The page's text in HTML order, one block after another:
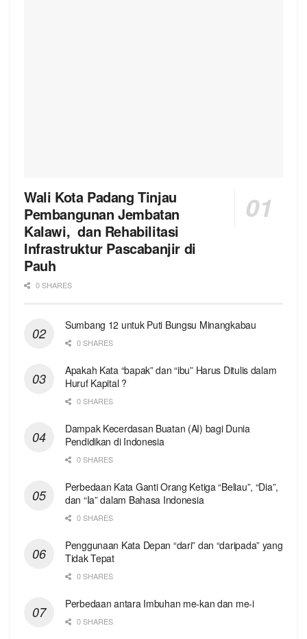
Wali Kota Padang Tinjau
Pembangunan Jembatan
Kalawi, dan Rehabilitasi
Infrastruktur Pascabanjir di
Pauh
0 SHARES
Sumbang 12 untuk Puti Bungsu Minangkabau
0 SHARES
Apakah Kata “bapak” dan “ibu” Harus Ditulis dalam
Huruf Kapital ?
0 SHARES
Dampak Kecerdasan Buatan (AI) bagi Dunia
Pendidikan di Indonesia
0 SHARES
Perbedaan Kata Ganti Orang Ketiga “Beliau”, “Dia”,
dan “Ia” dalam Bahasa Indonesia
0 SHARES
Penggunaan Kata Depan “dari” dan “daripada” yang
Tidak Tepat
0 SHARES
Perbedaan antara Imbuhan me-kan dan me-i
0 SHARES